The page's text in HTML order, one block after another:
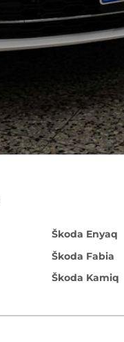
Škoda Enyaq
Škoda Fabia
Škoda Kamiq